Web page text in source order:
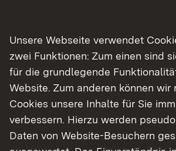
Dank für die langjährige
Frederick Tages gilt dem Baden-
Württembergischen
den Volksbanken und
Unsere Webseite verwendet
zwei Funktionen: Zum einen sind
für die grundlegende
Website. Zum anderen können wir
Cookies unsere Inhalte für Sie
verbessern. Hierzu werden
Daten von Website-Besuchern